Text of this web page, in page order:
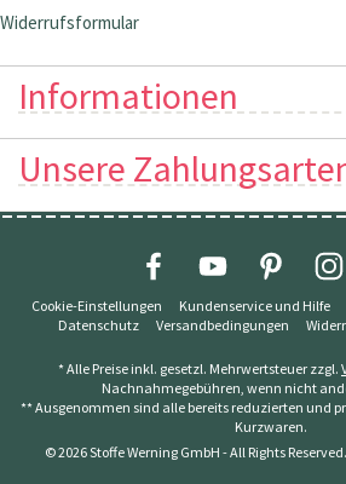
Widerrufsformular
Informationen
Unsere
Cookie-Einstellungen Kundenservice und Hilfe
Datenschutz
Versandbedingungen
* Alle Preise inkl. gesetzl. Mehrwertsteuer zzgl.
Nachnahmegebühren, wenn nicht
** Ausgenommen sind alle bereits reduzierten und
Kurzwaren.
© 2026 Stoffe Werning GmbH - All Rights